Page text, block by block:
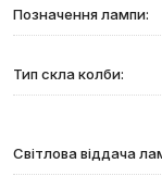
Позначення лампи:
Тип скла колби:
Світлова віддача